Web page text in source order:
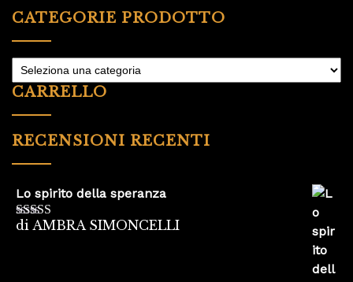
CATEGORIE PRODOTTO
CARRELLO
RECENSIONI RECENTI
Lo spirito della speranza
Valutato5su
di AMBRA SIMONCELLI